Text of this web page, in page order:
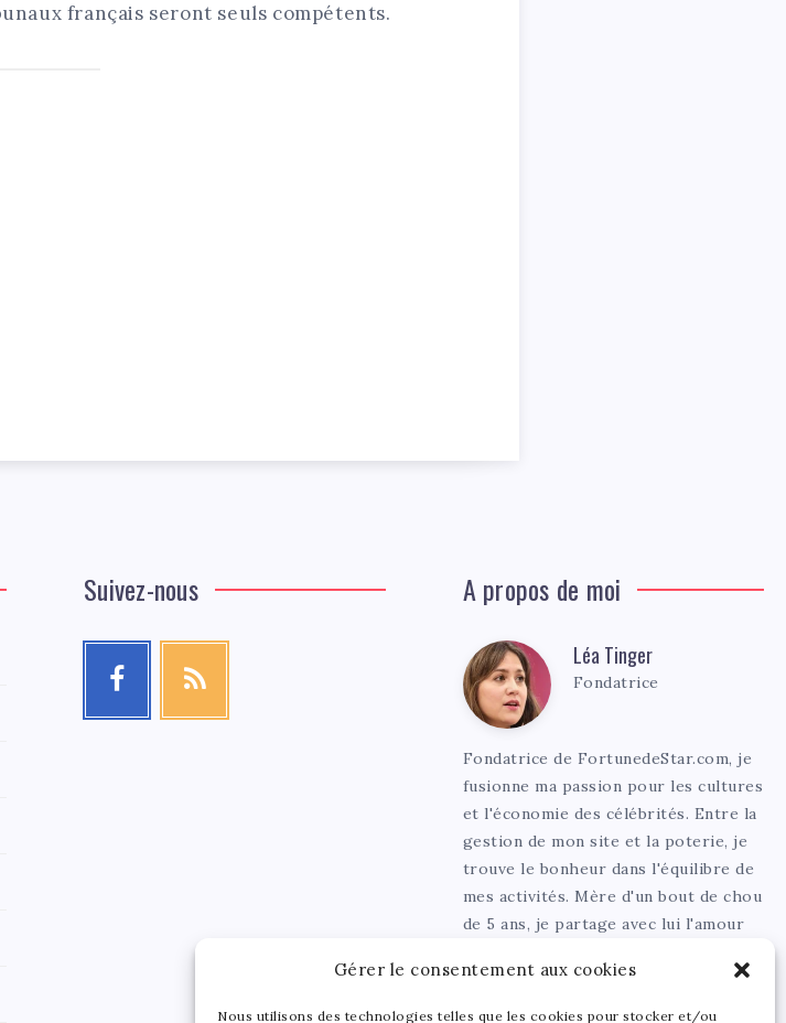
Gérer le consentement aux cookies
Nous utilisons des technologies telles que les cookies pour stocker et/ou
français seront seuls compétents.
Suivez-nous A propos de moi
Léa
Tinger
Léa Tinger
Fondatrice
Fondatrice de FortunedeStar.com, je
fusionne ma passion pour les cultures
et l'économie des célébrités. Entre la
gestion de mon site et la poterie, je
trouve le bonheur dans l'équilibre de
mes activités. Mère d'un bout de chou
de 5 ans, je partage avec lui l'amour